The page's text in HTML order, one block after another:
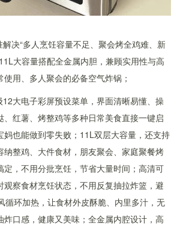
决“多人烹饪容量不足、聚会烤全鸡难、新
大容量搭配全金属内胆，兼顾实用性与高
用、多人聚会的必备空气炸锅；
大电子彩屏预设菜单，界面清晰易懂、操
、红薯、烤整鸡等多种日常美食直接一键启
妈也能做到零失败；11L双层大容量，还支持
纳整鸡、大件食材，朋友聚会、家庭聚餐烤
定，不用分批烹饪，节省大量时间；高清可
观察食材烹饪状态，不用反复抽拉炸篮，避
循环加热，让食材外皮酥脆、内里多汁，无
炸口感，健康又美味；全金属内腔设计，高